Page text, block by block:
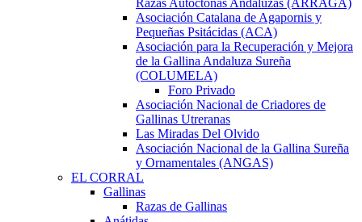
Razas Autoctonas Andaluzas (ARRAGA)
Asociación Catalana de Agapornis y
Pequeñas Psitácidas (ACA)
Asociación para la Recuperación y Mejora
de la Gallina Andaluza Sureña
(COLUMELA)
Foro Privado
Asociación Nacional de Criadores de
Gallinas Utreranas
Las Miradas Del Olvido
Asociación Nacional de la Gallina Sureña
y Ornamentales (ANGAS)
EL CORRAL
Gallinas
Razas de Gallinas